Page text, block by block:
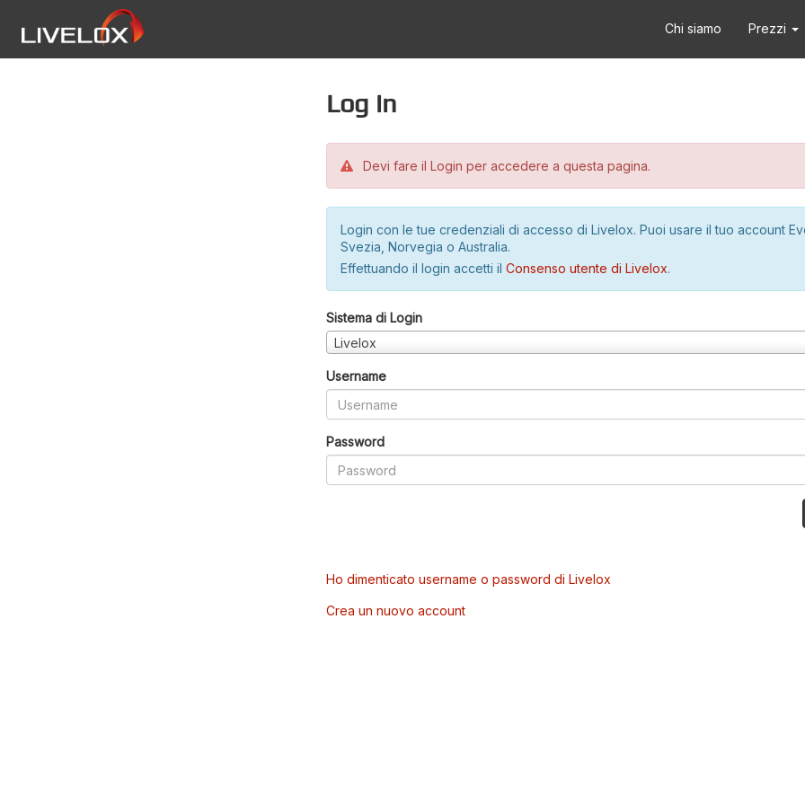
Chi siamo Prezzi
Log in
Devi fare il Login per accedere a questa pagina.
Login con le tue credenziali di accesso di Livelox. Puoi usare il tuo account
Svezia, Norvegia o Australia.
Effettuando il login accetti il Consenso utente di Livelox.
Sistema di Login
Livelox
Username
Password
Ho dimenticato username o password di Livelox
Crea un nuovo account